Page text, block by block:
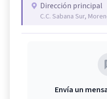
Dirección principal
C.C. Sabana Sur,
Envía un